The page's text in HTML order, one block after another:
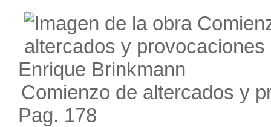
Enrique Brinkmann
Comienzo de altercados y
Pag. 178